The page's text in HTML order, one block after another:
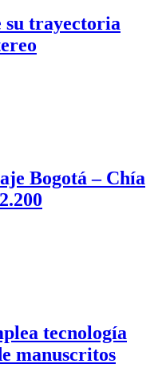
su trayectoria
Bogotá – Chía
tecnología
manuscritos